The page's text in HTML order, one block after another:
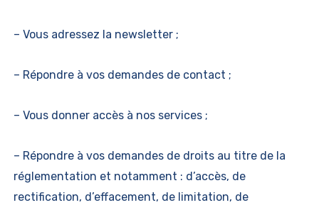
– Vous adressez la newsletter ;
– Répondre à vos demandes de contact ;
– Vous donner accès à nos services ;
– Répondre à vos demandes de droits au titre de la
réglementation et notamment : d’accès, de
rectification, d’effacement, de limitation, de